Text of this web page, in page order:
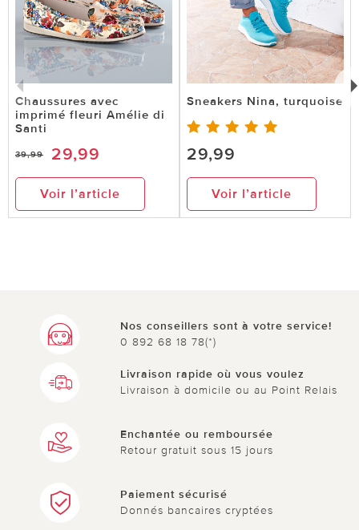
Chaussures avec
imprimé fleuri Amélie di
Santi
39,99 29,99
Voir l’article
Sneakers Nina, turquoise
29,99
Voir l’article
Nos conseillers sont à votre service!
0 892 68 18 78(*)
Livraison rapide où vous voulez
Livraison à domicile ou au Point Relais
Enchantée ou remboursée
Retour gratuit sous 15 jours
Paiement sécurisé
Donnés bancaires cryptées